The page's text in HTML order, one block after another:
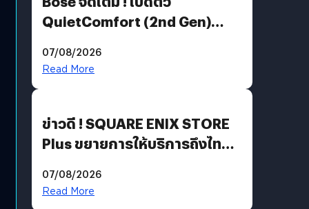
QuietComfort (2nd Gen)
07/08/2026
Read More
ข่าวดี ! SQUARE ENIX STORE
Plus ขยายการให้บริการถึงไทย
โดยตรง
07/08/2026
Read More